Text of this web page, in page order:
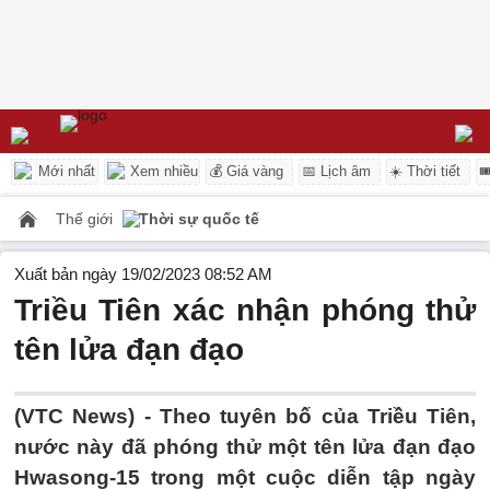
Mới nhất Xem nhiều 💰 Giá vàng 📅 Lịch âm ☀️ Thời tiết
Thế giới Thời sự quốc tế
Xuất bản ngày 19/02/2023 08:52 AM
Triều Tiên xác nhận phóng thử
tên lửa đạn đạo
(VTC News) - Theo tuyên bố của Triều Tiên,
nước này đã phóng thử một tên lửa đạn đạo
Hwasong-15 trong một cuộc diễn tập ngày